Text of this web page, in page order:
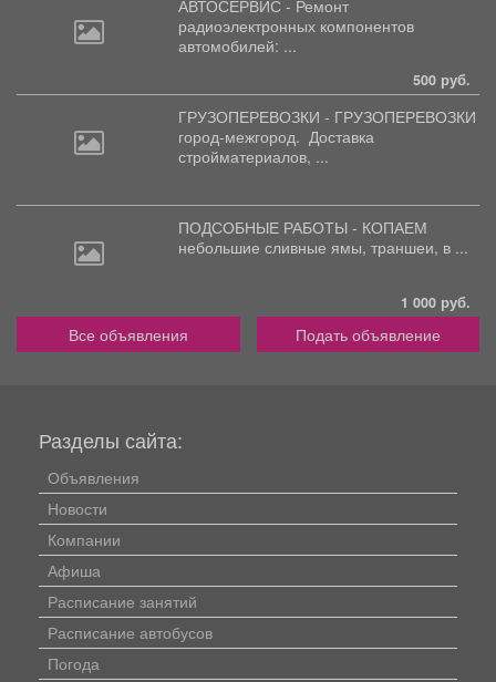
АВТОСЕРВИС - Ремонт
радиоэлектронных компонентов
автомобилей: ...
500 руб.
ГРУЗОПЕРЕВОЗКИ - ГРУЗОПЕРЕВОЗКИ
город-межгород. Доставка
стройматериалов, ...
ПОДСОБНЫЕ РАБОТЫ - КОПАЕМ
небольшие сливные ямы, траншеи, в ...
1 000 руб.
Все объявления Подать объявление
Разделы сайта:
Объявления
Новости
Компании
Афиша
Расписание занятий
Расписание автобусов
Погода